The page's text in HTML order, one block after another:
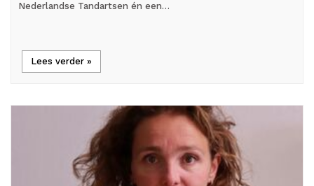
Nederlandse Tandartsen én een…
Lees verder »